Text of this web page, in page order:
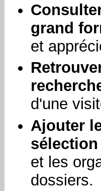
grand
et
d'une
Ajouter
sélection
et les
dossiers.